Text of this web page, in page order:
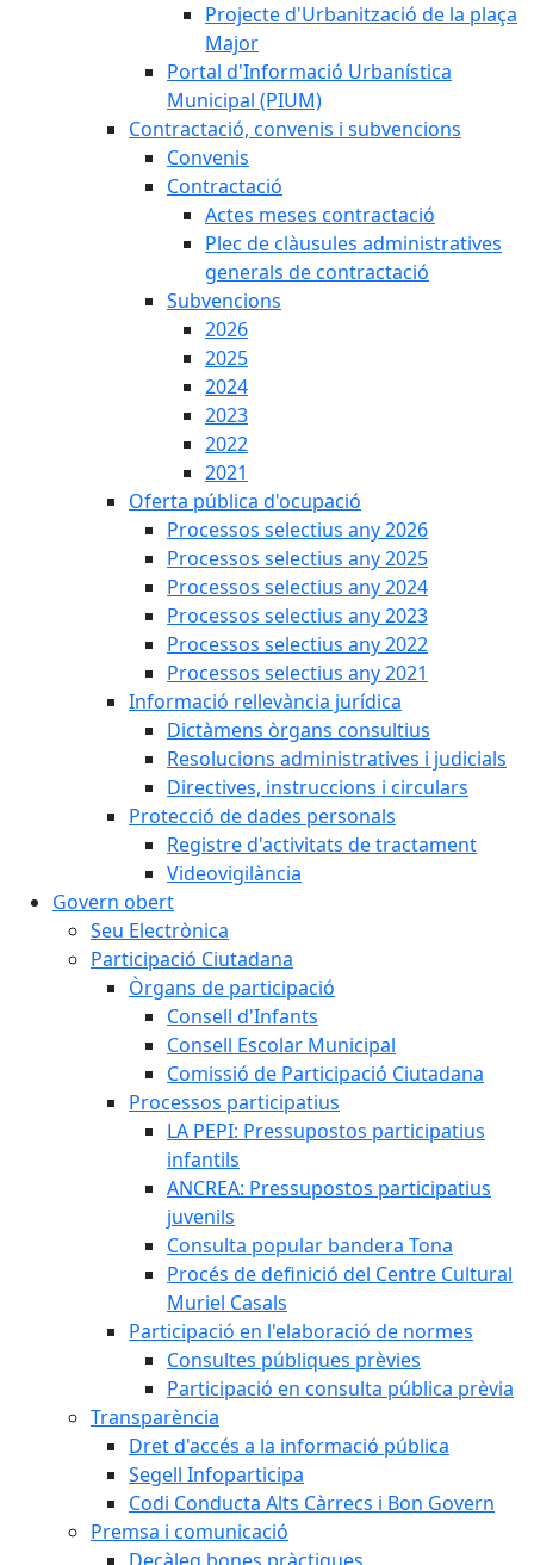
Projecte d'Urbanització de la plaça
Major
Portal d'Informació Urbanística
Municipal (PIUM)
Contractació, convenis i subvencions
Convenis
Contractació
Actes meses contractació
Plec de clàusules administratives
generals de contractació
Subvencions
2026
2025
2024
2023
2022
2021
Oferta pública d'ocupació
Processos selectius any 2026
Processos selectius any 2025
Processos selectius any 2024
Processos selectius any 2023
Processos selectius any 2022
Processos selectius any 2021
Informació rellevància jurídica
Dictàmens òrgans consultius
Resolucions administratives i judicials
Directives, instruccions i circulars
Protecció de dades personals
Registre d'activitats de tractament
Videovigilància
Govern obert
Seu Electrònica
Participació Ciutadana
Òrgans de participació
Consell d'Infants
Consell Escolar Municipal
Comissió de Participació Ciutadana
Processos participatius
LA PEPI: Pressupostos participatius
infantils
ANCREA: Pressupostos participatius
juvenils
Consulta popular bandera Tona
Procés de definició del Centre Cultural
Muriel Casals
Participació en l'elaboració de normes
Consultes públiques prèvies
Participació en consulta pública prèvia
Transparència
Dret d'accés a la informació pública
Segell Infoparticipa
Codi Conducta Alts Càrrecs i Bon Govern
Premsa i comunicació